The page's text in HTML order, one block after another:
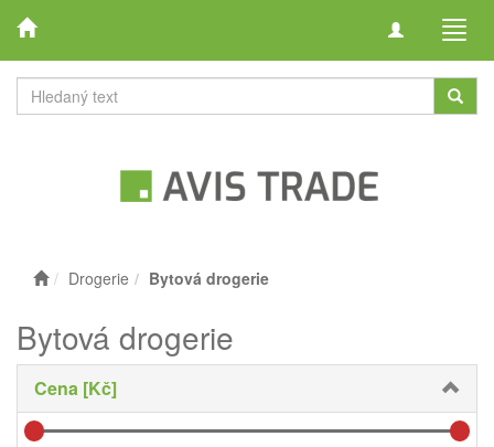
Toggle
Drogerie Bytová drogerie
Bytová drogerie
Cena [Kč]